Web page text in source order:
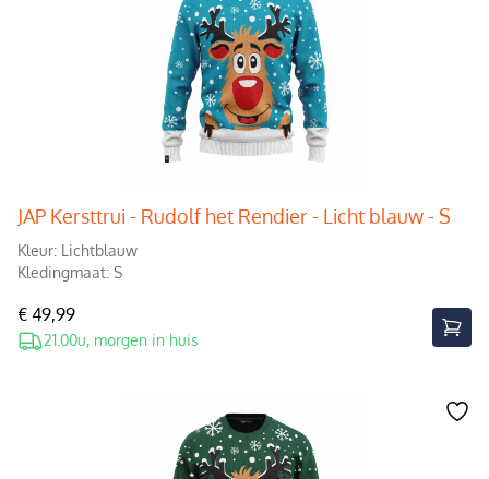
JAP Kersttrui - Rudolf het Rendier - Licht blauw - S
Kleur: Lichtblauw
Kledingmaat: S
€ 49,99
21.00u, morgen in huis